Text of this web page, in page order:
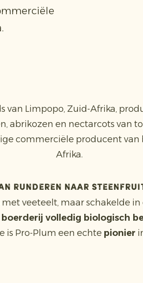
van Limpopo, Zuid-Afrika,
abrikozen en nectarcots van
commerciële producent
Afrika.
runderen naar
veeteelt, maar schakelde
boerderij volledig biologisch
is Pro-Plum een echte pionier